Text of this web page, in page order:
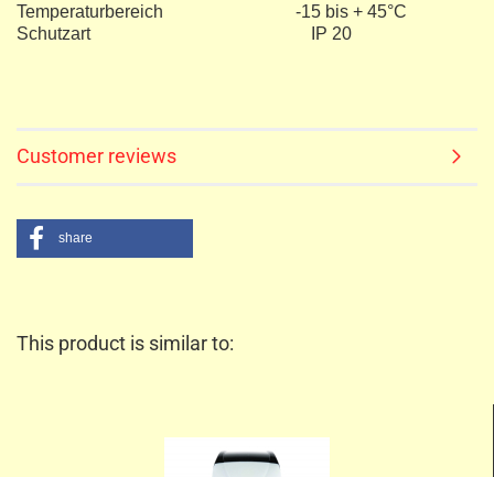
Temperaturbereich -15 bis + 45°C
Schutzart IP 20
Customer reviews
share
This product is similar to: